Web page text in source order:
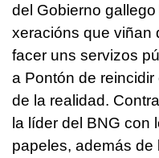
del Gobierno
xeracións que viñan
facer uns servizos
a Pontón de
de la realidad.
la líder del BNG con
papeles, además de